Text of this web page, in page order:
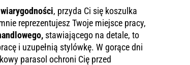
, przyda Ci się koszulka
reprezentujesz Twoje miejsce pracy,
stawiającego na detale, to
i uzupełnią stylówkę. W gorące dni
parasol ochroni Cię przed